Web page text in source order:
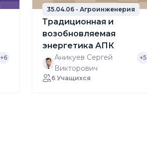
+6
35.04.06 - Агроинженерия
Традиционная и
возобновляемая
энергетика АПК
Аникуев Сергей
Викторович
+5
6 Учащихся